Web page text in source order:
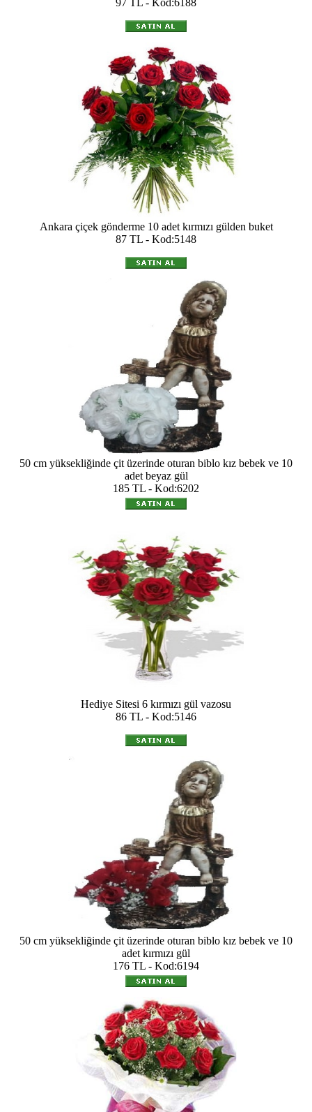
97 TL - Kod:6188
Ankara çiçek gönderme 10 adet kırmızı gülden buket
87 TL - Kod:5148
50 cm yüksekliğinde çit üzerinde oturan biblo kız bebek ve 10
adet beyaz gül
185 TL - Kod:6202
Hediye Sitesi 6 kırmızı gül vazosu
86 TL - Kod:5146
50 cm yüksekliğinde çit üzerinde oturan biblo kız bebek ve 10
adet kırmızı gül
176 TL - Kod:6194